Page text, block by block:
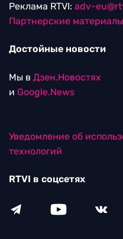
Реклама RTVI: adv-
Партнерские материалы
Достойные новости
Мы в Дзен.Новостях
и Google.News
Уведомление об
технологий
RTVI в соцсетях